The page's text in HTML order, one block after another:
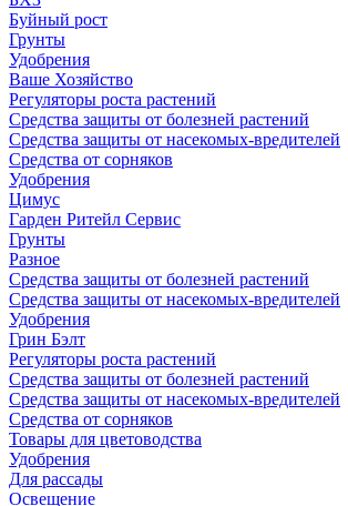
Буйный рост
Грунты
Удобрения
Ваше Хозяйство
Регуляторы роста растений
Средства защиты от болезней растений
Средства защиты от насекомых-вредителей
Средства от сорняков
Удобрения
Цимус
Гарден Ритейл Сервис
Грунты
Разное
Средства защиты от болезней растений
Средства защиты от насекомых-вредителей
Удобрения
Грин Бэлт
Регуляторы роста растений
Средства защиты от болезней растений
Средства защиты от насекомых-вредителей
Средства от сорняков
Товары для цветоводства
Удобрения
Для рассады
Освещение